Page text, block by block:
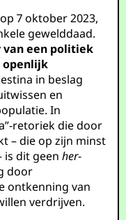
7 oktober 2023,
gewelddaad.
van een politiek
openlijk
in beslag
en
In
retoriek die door
– die op zijn minst
is dit geenher-
door
ontkenning van
verdrijven.